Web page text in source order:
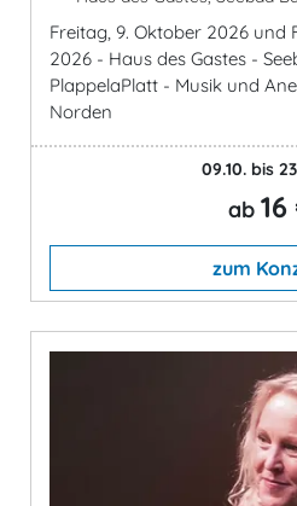
Freitag, 9. Oktober 2026 und
2026 - Haus des Gastes -
PlappelaPlatt - Musik und
Norden
09.10. bis
ab
zum